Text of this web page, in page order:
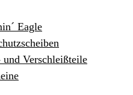
Eagle
und Verschleißteile